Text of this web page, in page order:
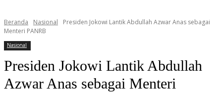
Beranda Nasional
Presiden Jokowi Lantik Abdullah Azwar Anas sebagai
Menteri PANRB
Nasional
Presiden Jokowi Lantik Abdullah
Azwar Anas sebagai Menteri